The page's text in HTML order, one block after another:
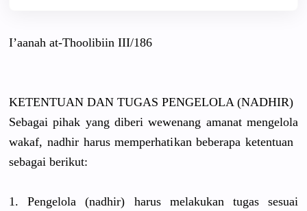
I’aanah at-Thoolibiin III/186
KETENTUAN DAN TUGAS PENGELOLA (NADHIR)
Sebagai pihak yang diberi wewenang amanat mengelola
wakaf, nadhir harus memperhatikan beberapa ketentuan
sebagai berikut:
1. Pengelola (nadhir) harus melakukan tugas sesuai